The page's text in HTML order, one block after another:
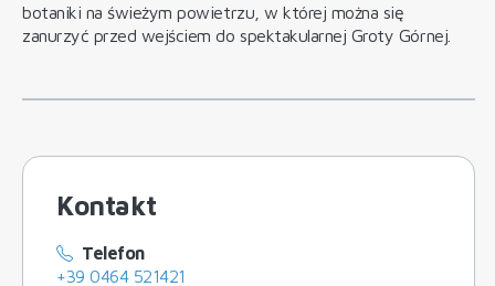
botaniki na świeżym powietrzu, w której można się
zanurzyć przed wejściem do spektakularnej Groty Górnej.
Kontakt
Telefon
+39 0464 521421